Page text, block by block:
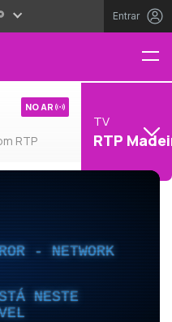
Entrar
RTP
NO AR
TV
RTP
- NETWORK
NESTE